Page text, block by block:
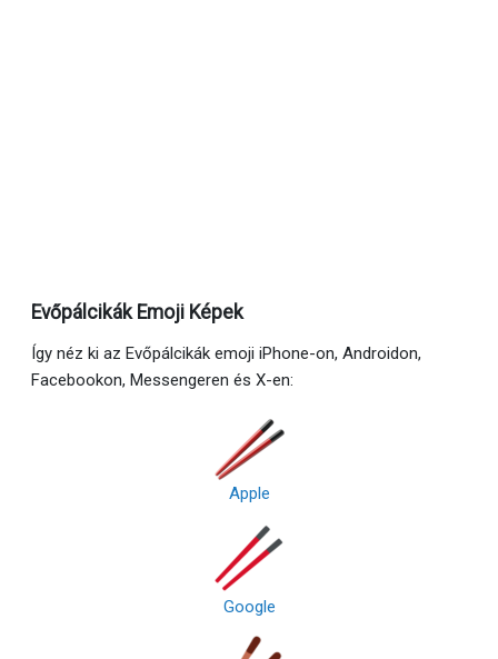
Evőpálcikák Emoji Képek
Így néz ki az Evőpálcikák emoji iPhone-on, Androidon,
Facebookon, Messengeren és X-en:
Apple
Google